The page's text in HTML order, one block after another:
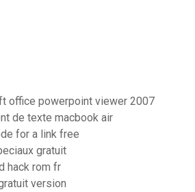
office powerpoint viewer 2007
de texte macbook air
for a link free
gratuit
hack rom fr
version